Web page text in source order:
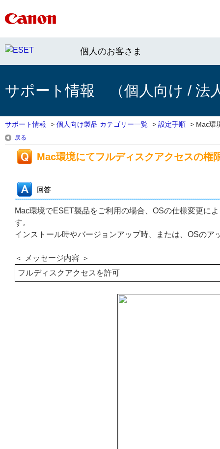
個人のお客さま
サポート情報 （個人向け / 法
サポート情報 > 個人向け製品 カテゴリー一覧 > 設定手順 > Mac環
戻る
Mac環境にてフルディスクアクセスの権
回答
Mac環境でESET製品をご利用の場合、OSの仕様変更に
す。
インストール時やバージョンアップ時、または、OSの
＜ メッセージ内容 ＞
フルディスクアクセスを許可